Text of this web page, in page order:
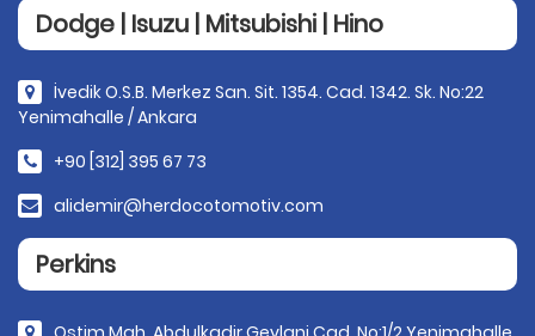
Dodge | Isuzu | Mitsubishi | Hino
İvedik O.S.B. Merkez San. Sit. 1354. Cad. 1342. Sk. No:22
Yenimahalle / Ankara
+90 [312] 395 67 73
alidemir@herdocotomotiv.com
Perkins